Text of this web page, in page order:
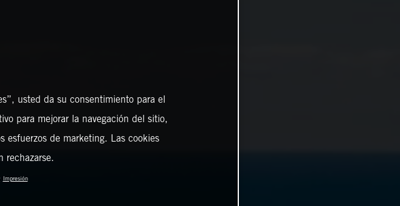
usted da su consentimiento para el
para mejorar la navegación del sitio,
esfuerzos de marketing. Las cookies
rechazarse.
Impresión